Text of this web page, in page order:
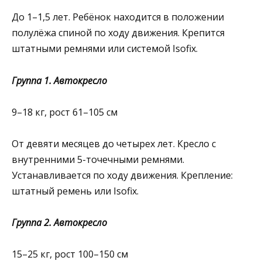
До 1–1,5 лет. Ребёнок находится в положении
полулёжа спиной по ходу движения. Крепится
штатными ремнями или системой Isofix.
Группа 1. Автокресло
9–18 кг, рост 61–105 см
От девяти месяцев до четырех лет. Кресло с
внутренними 5-точечными ремнями.
Устанавливается по ходу движения. Крепление:
штатный ремень или Isofix.
Группа 2. Автокресло
15–25 кг, рост 100–150 см